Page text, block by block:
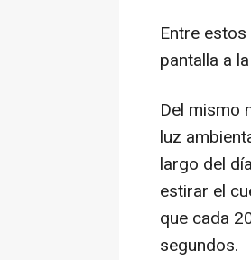
Entre
pantalla a
Del mismo
luz
largo del
estirar el
que cada
segundos.